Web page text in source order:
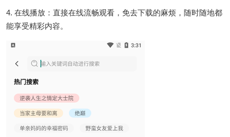
4. 在线播放：直接在线流畅观看，免去下载的麻烦，随时随地都
能享受精彩内容。